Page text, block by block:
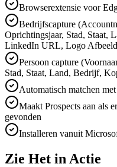
Browserextensie voor
Bedrijfscapture
Oprichtingsjaar, Stad, Staat,
LinkedIn URL, Logo
Persoon capture
Stad, Staat, Land, Bedrijf,
Automatisch matchen
Maakt Prospects aan als
gevonden
Installeren vanuit
Zie Het in Actie